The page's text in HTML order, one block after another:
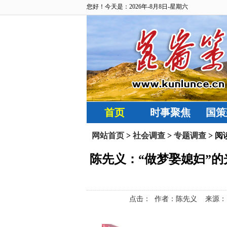
您好！今天是：2026年-8月8日-星期六
首页 时事聚焦 国
网站首页 > 社会调查 > 专题调查 > 阅
陈先义：“做梦娶媳妇”
点击： 作者：陈先义 来源：